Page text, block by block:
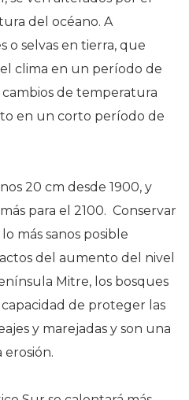
del océano. A
o selvas en tierra, que
clima en un período de
de temperatura
en un corto período de
20 cm desde 1900, y
para el 2100. Conservar
más sanos posible
del aumento del nivel
Mitre, los bosques
de proteger las
y marejadas y son una